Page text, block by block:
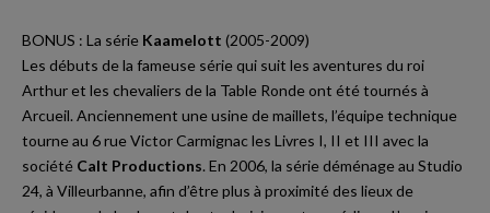
BONUS : La série Kaamelott (2005-2009)
Les débuts de la fameuse série qui suit les aventures du roi
Arthur et les chevaliers de la Table Ronde ont été tournés à
Arcueil. Anciennement une usine de maillets, l’équipe technique
tourne au 6 rue Victor Carmignac les Livres I, II et III avec la
société Calt Productions. En 2006, la série déménage au Studio
24, à Villeurbanne, afin d’être plus à proximité des lieux de